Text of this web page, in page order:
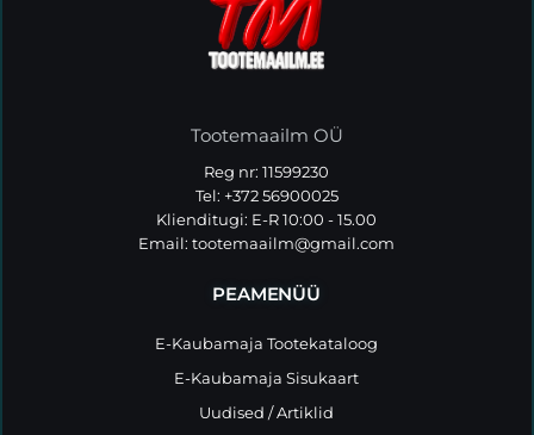
Tootemaailm OÜ
Reg nr: 11599230
Tel: +372 56900025
Klienditugi: E-R 10:00 - 15.00
Email:tootemaailm@gmail.com
PEAMENÜÜ
E-Kaubamaja Tootekataloog
E-Kaubamaja Sisukaart
Uudised / Artiklid